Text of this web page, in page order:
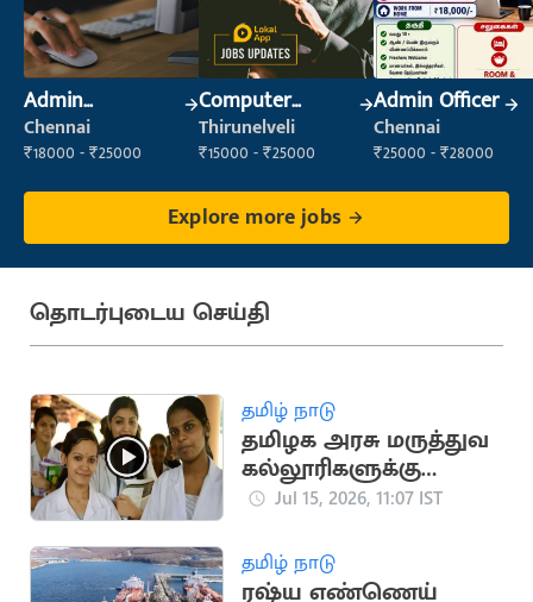
Admin
Supervisor
Chennai
₹18000 - ₹25000
Computer
Operator
Thirunelveli
₹15000 - ₹25000
Admin Officer
Chennai
₹25000 - ₹28000
Explore more jobs
தொடர்புடைய செய்தி
தமிழ் நாடு
தமிழக அரசு மருத்துவ
கல்லூரிகளுக்கு
கூடுதலாக 150
Jul 15, 2026, 11:07 IST
தமிழ் நாடு
ரஷ்ய எண்ணெய்